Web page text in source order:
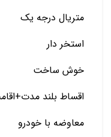
متریال درجه یک
استخر دار
خوش ساخت
اقساط بلند
معاوضه با خودرو